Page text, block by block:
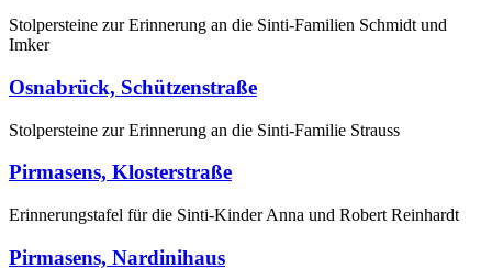
Stolpersteine zur Erinnerung an die Sinti-Familien Schmidt und
Imker
Osnabrück, Schützenstraße
Stolpersteine zur Erinnerung an die Sinti-Familie Strauss
Pirmasens, Klosterstraße
Erinnerungstafel für die Sinti-Kinder Anna und Robert Reinhardt
Pirmasens, Nardinihaus